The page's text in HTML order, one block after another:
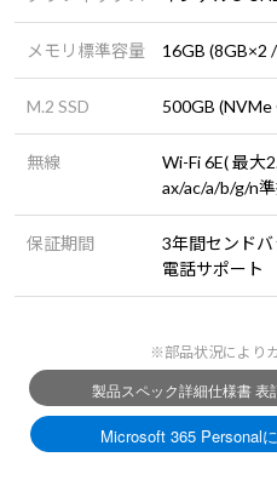
メモリ標準容量 16GB (8GB×2
M.2 SSD 500GB (NVMe
無線
Wi-Fi 6E( 最大
ax/ac/a/b/g/n
保証期間
3年間センド
電話サポート
※部品状況により